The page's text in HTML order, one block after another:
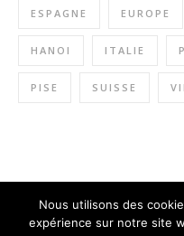
ESPAGNE EUROPE
HANOI ITALIE
PISE SUISSE
©2019 -
Nous utilisons des
expérience sur notre site